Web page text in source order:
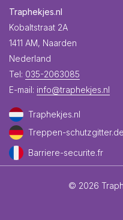
Traphekjes.nl
Kobaltstraat 2A
1411 AM, Naarden
Nederland
Tel: 035-2063085
E-mail: info@traphekjes.nl
Traphekjes.nl
Treppen-schutzgitter.de
Barriere-securite.fr
© 2026